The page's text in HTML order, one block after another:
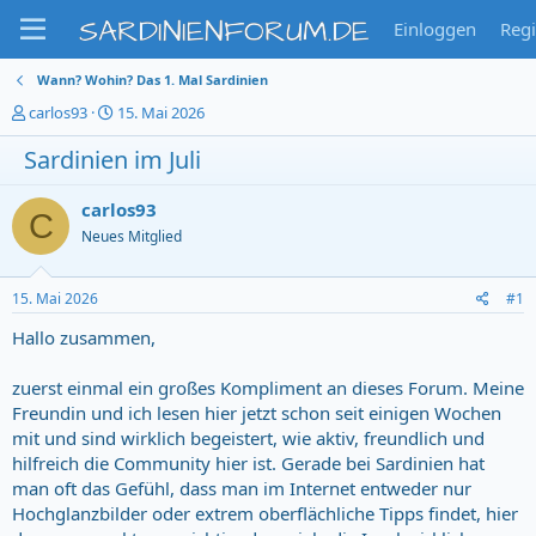
SARDINIENFORUM.DE Einloggen
Wann? Wohin? Das 1. Mal Sardinien
T
h
e
m
e
n
s
a
r
e
carlos93
S
t
a
r
d
a
u
15. Mai 2026
Sardinien im Juli
C carlos93
Neues Mitglied
15. Mai 2026 #1
Hallo zusammen,
zuerst einmal ein großes Kompliment an dieses Forum. Meine
Freundin und ich lesen hier jetzt schon seit einigen Wochen
mit und sind wirklich begeistert, wie aktiv, freundlich und
hilfreich die Community hier ist. Gerade bei Sardinien hat
man oft das Gefühl, dass man im Internet entweder nur
Hochglanzbilder oder extrem oberflächliche Tipps findet, hier